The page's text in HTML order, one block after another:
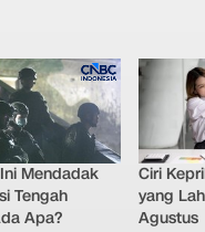
Mendadak
Tengah
Apa?
Ciri
yang
Agustus